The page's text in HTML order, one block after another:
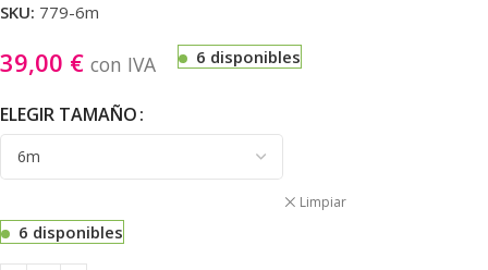
SKU: 779-6m
39,00 € con IVA 6 disponibles
ELEGIR TAMAÑO
Limpiar
6 disponibles